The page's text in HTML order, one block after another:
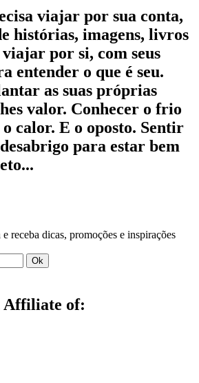
viajar por sua conta,
histórias, imagens, livros
por si, com seus
entender o que é seu.
as suas próprias
valor. Conhecer o frio
calor. E o oposto. Sentir
para estar bem
receba dicas, promoções e inspirações
Affiliate of: